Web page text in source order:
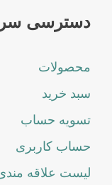
دسترسی
محصولات
سبد خرید
تسویه حساب
حساب کاربری
لیست علاقه